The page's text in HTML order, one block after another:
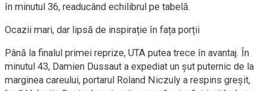
în minutul 36, readucând echilibrul pe tabelă.
Ocazii mari, dar lipsă de inspirație în fața porții
Până la finalul primei reprize, UTA putea trece în avantaj. În
minutul 43, Damien Dussaut a expediat un șut puternic de la
marginea careului, portarul Roland Niczuly a respins greșit,